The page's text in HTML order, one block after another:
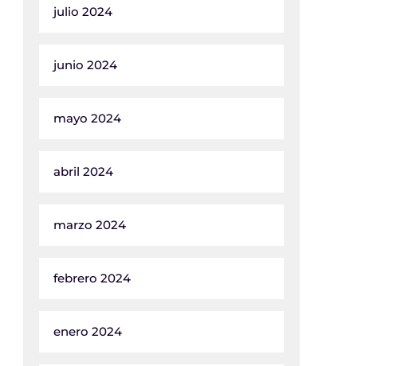
julio 2024
junio 2024
mayo 2024
abril 2024
marzo 2024
febrero 2024
enero 2024